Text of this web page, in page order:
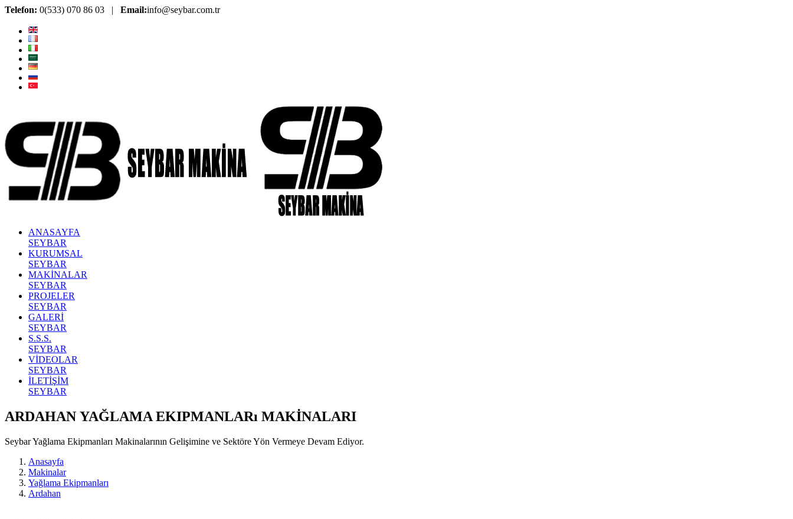
Telefon: 0(533) 070 86 03 | Email:info@seybar.com.tr
ANASAYFA
SEYBAR
KURUMSAL
SEYBAR
MAKİNALAR
SEYBAR
PROJELER
SEYBAR
GALERİ
SEYBAR
S.S.S.
SEYBAR
VİDEOLAR
SEYBAR
İLETİŞİM
SEYBAR
ARDAHAN YAĞLAMA EKIPMANLARı MAKİNALARI
Seybar Yağlama Ekipmanları Makinalarının Gelişimine ve Sektöre Yön Vermeye Devam Ediyor.
Anasayfa
Makinalar
Yağlama Ekipmanları
Ardahan